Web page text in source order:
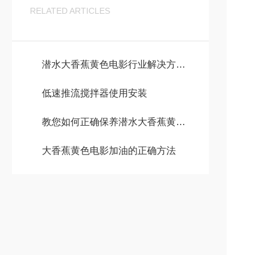
RELATED ARTICLES
潜水大香蕉黄色电影行业解决方案：市政污水处理、工业废水治理全场景应用指南
低速推流搅拌器使用安装
教您如何正确保养潜水大香蕉黄色电影
大香蕉黄色电影加油的正确方法